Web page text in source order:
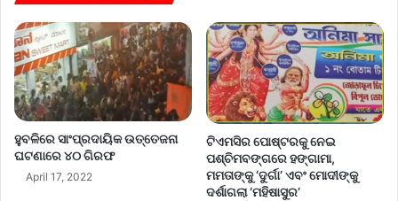
ହୁବଳିରେ ସାଂପ୍ରଦାୟିକ ଉତ୍ତେଜନା
ଘଟଣାରେ ୪୦ ଗିରଫ
April 17, 2022
ଟିଏମସିର ପୋଷ୍ଟରକୁ ନେଇ
ପଶ୍ଚିମବଙ୍ଗରେ ହଙ୍ଗାମା,
ମମତାଙ୍କୁ ‘ଦୁର୍ଗା’ ଏବଂ ମୋଦୀଙ୍କୁ
ଦର୍ଶାଗଲା ‘ମହିଷାସୁର’